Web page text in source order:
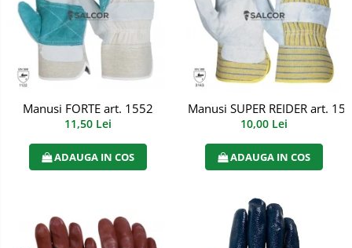
Manusi FORTE art. 1552
11,50 Lei
ADAUGA IN COS
Manusi SUPER REIDER art.
10,00 Lei
ADAUGA IN COS